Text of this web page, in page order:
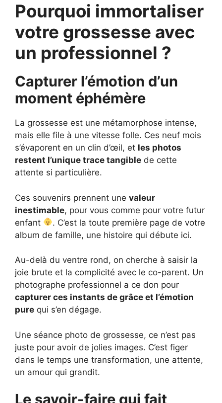
Pourquoi immortaliser
votre grossesse avec
un professionnel ?
Capturer l’émotion d’un
moment éphémère
La grossesse est une métamorphose intense,
mais elle file à une vitesse folle. Ces neuf mois
s’évaporent en un clin d’œil, et les photos
restent l’unique trace tangible de cette
attente si particulière.
Ces souvenirs prennent une valeur
inestimable, pour vous comme pour votre futur
enfant
. C’est la toute première page de votre
album de famille, une histoire qui débute ici.
Au-delà du ventre rond, on cherche à saisir la
joie brute et la complicité avec le co-parent. Un
photographe professionnel a ce don pour
capturer ces instants de grâce et l’émotion
pure qui s’en dégage.
Une séance photo de grossesse, ce n’est pas
juste pour avoir de jolies images. C’est figer
dans le temps une transformation, une attente,
un amour qui grandit.
Le savoir-faire qui fait